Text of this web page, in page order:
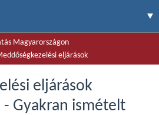
Magyarországon
eljárások
eljárások
- Gyakran ismételt